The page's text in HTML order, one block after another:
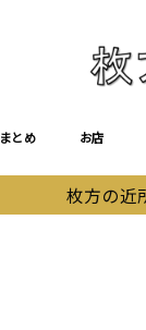
まとめ お店
枚方の近